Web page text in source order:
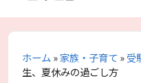
ホーム»家族・子育て»受
生、夏休みの過ごし方